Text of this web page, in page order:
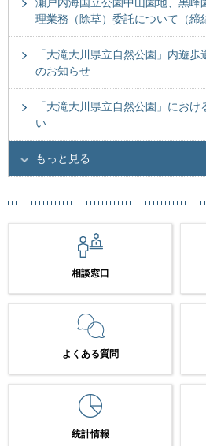
理業務（除草）委託について（締
「大滝大川県立自然公園」内遊
のお知らせ
「大滝大川県立自然公園」にお
い
もっと見る
相談窓口
よくある質問
統計情報